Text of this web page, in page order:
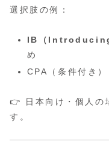
選択肢の例：
IB（
め
CPA（条件付き）
👉 日本向け・個人の
す。